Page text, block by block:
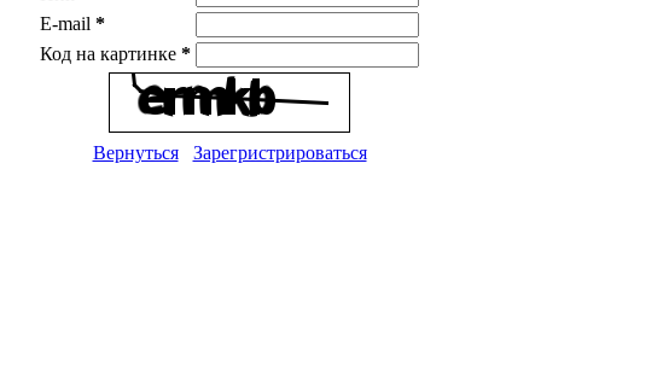
E-mail *
Код на картинке *
Вернуться Зарегристрироваться